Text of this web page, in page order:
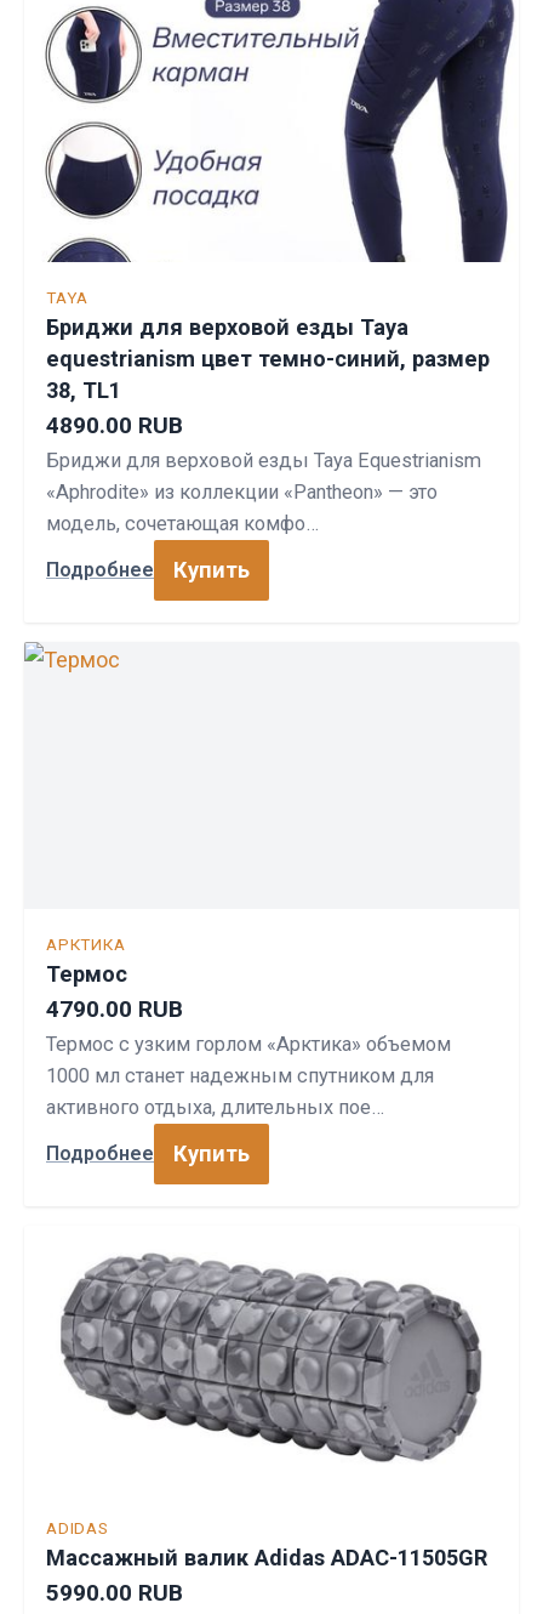
TAYA
Бриджи для верховой езды Taya
equestrianism цвет темно-синий, размер
38, TL1
4890.00 RUB
Бриджи для верховой езды Taya Equestrianism
«Aphrodite» из коллекции «Pantheon» — это
модель, сочетающая комфо…
Подробнее Купить
АРКТИКА
Термос
4790.00 RUB
Термос с узким горлом «Арктика» объемом
1000 мл станет надежным спутником для
активного отдыха, длительных пое…
Подробнее Купить
ADIDAS
Массажный валик Adidas ADAC-11505GR
5990.00 RUB